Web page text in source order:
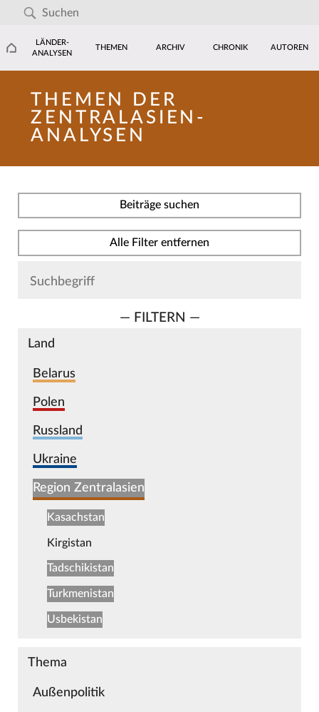
LÄNDER-
ANALYSEN
THEMEN ARCHIV CHRONIK AUTOREN
THEMEN DER
ZENTRALASIEN-
ANALYSEN
Beiträge suchen
Alle Filter entfernen
— FILTERN —
Land
Belarus
Polen
Russland
Ukraine
Region Zentralasien
Kasachstan
Kirgistan
Tadschikistan
Turkmenistan
Usbekistan
Thema
Außenpolitik